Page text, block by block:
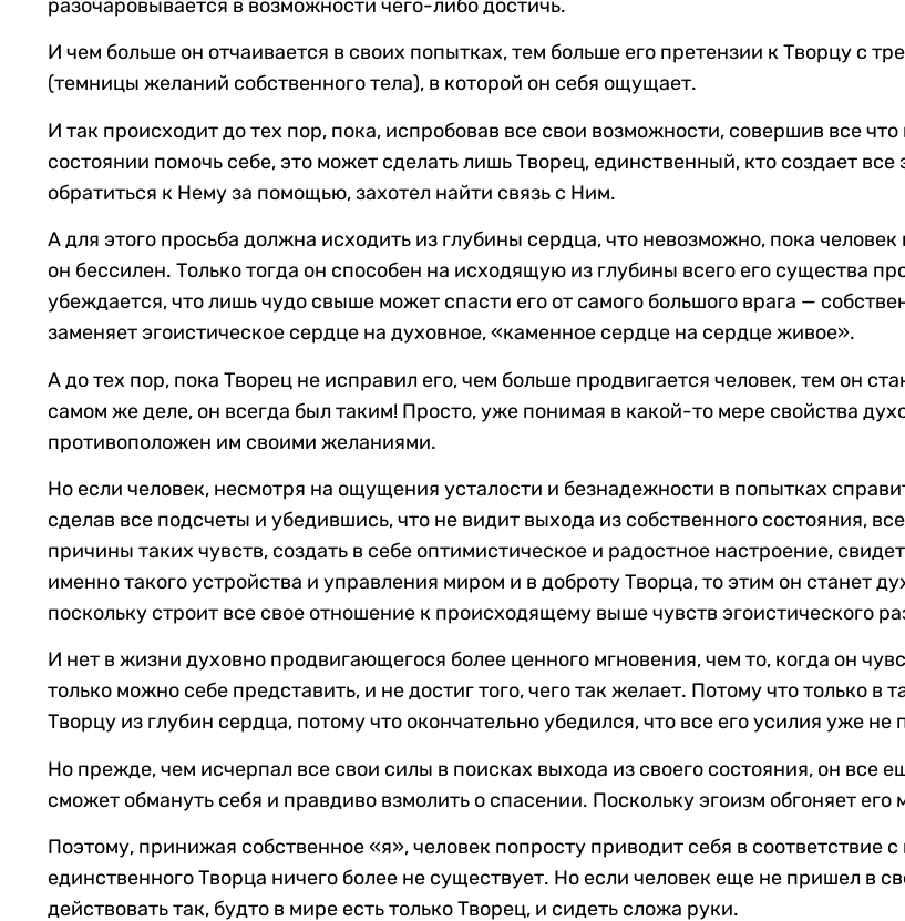
разочаровывается в возможности чего-либо достичь.
И чем больше он отчаивается в своих попытках, тем больше его претензии к Творцу с
(темницы желаний собственного тела), в которой он себя ощущает.
И так происходит до тех пор, пока, испробовав все свои возможности, совершив все
состоянии помочь себе, это может сделать лишь Творец, единственный, кто создает
обратиться к Нему за помощью, захотел найти связь с Ним.
А для этого просьба должна исходить из глубины сердца, что невозможно, пока
он бессилен. Только тогда он способен на исходящую из глубины всего его существа
убеждается, что лишь чудо свыше может спасти его от самого большого врага —
заменяет эгоистическое сердце на духовное, «каменное сердце на сердце живое».
А до тех пор, пока Творец не исправил его, чем больше продвигается человек, тем он
самом же деле, он всегда был таким! Просто, уже понимая в какой-то мере свойства
противоположен им своими желаниями.
Но если человек, несмотря на ощущения усталости и безнадежности в попытках
сделав все подсчеты и убедившись, что не видит выхода из собственного состояния,
причины таких чувств, создать в себе оптимистическое и радостное настроение,
именно такого устройства и управления миром и в доброту Творца, то этим он станет
поскольку строит все свое отношение к происходящему выше чувств эгоистического
И нет в жизни духовно продвигающегося более ценного мгновения, чем то, когда он
только можно себе представить, и не достиг того, чего так желает. Потому что только в
Творцу из глубин сердца, потому что окончательно убедился, что все его усилия уже не
Но прежде, чем исчерпал все свои силы в поисках выхода из своего состояния, он все
сможет обмануть себя и правдиво взмолить о спасении. Поскольку эгоизм обгоняет
Поэтому, принижая собственное «я», человек попросту приводит себя в соответствие
единственного Творца ничего более не существует. Но если человек еще не пришел в
действовать так, будто в мире есть только Творец, и сидеть сложа руки.